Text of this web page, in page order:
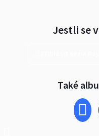
Jestli se
Také